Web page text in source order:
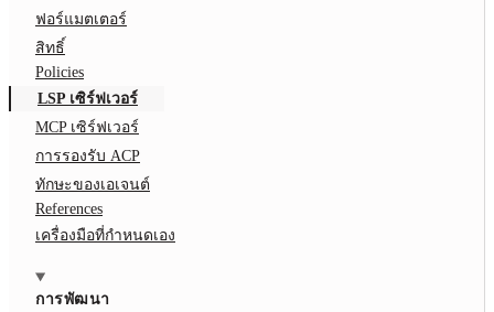
ฟอร์แมตเตอร์
สิทธิ์
Policies
LSP เซิร์ฟเวอร์
MCP เซิร์ฟเวอร์
การรองรับ ACP
ทักษะของเอเจนต์
References
เครื่องมือที่กำหนดเอง
การพัฒนา